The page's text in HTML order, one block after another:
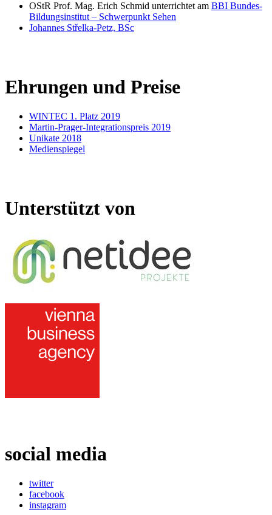
OStR Prof. Mag. Erich Schmid unterrichtet am BBI Bundes-
Bildungsinstitut – Schwerpunkt Sehen
Johannes Střelka-Petz, BSc
Ehrungen und Preise
WINTEC 1. Platz 2019
Martin-Prager-Integrationspreis 2019
Unikate 2018
Medienspiegel
Unterstützt von
social media
twitter
facebook
instagram